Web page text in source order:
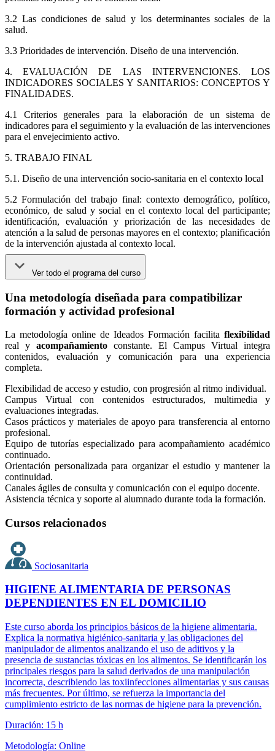
3.2 Las condiciones de salud y los determinantes sociales de la
salud.
3.3 Prioridades de intervención. Diseño de una intervención.
4. EVALUACIÓN DE LAS INTERVENCIONES. LOS
INDICADORES SOCIALES Y SANITARIOS: CONCEPTOS Y
FINALIDADES.
4.1 Criterios generales para la elaboración de un sistema de
indicadores para el seguimiento y la evaluación de las intervenciones
para el envejecimiento activo.
5. TRABAJO FINAL
5.1. Diseño de una intervención socio-sanitaria en el contexto local
5.2 Formulación del trabajo final: contexto demográfico, político,
económico, de salud y social en el contexto local del participante;
identificación, evaluación y priorización de las necesidades de
atención a la salud de personas mayores en el contexto; planificación
de la intervención ajustada al contexto local.
Ver todo el programa del curso
Una metodología diseñada para compatibilizar
formación y actividad profesional
La metodología online de Ideados Formación facilita flexibilidad
real y acompañamiento constante. El Campus Virtual integra
contenidos, evaluación y comunicación para una experiencia
completa.
Flexibilidad de acceso y estudio, con progresión al ritmo individual.
Campus Virtual con contenidos estructurados, multimedia y
evaluaciones integradas.
Casos prácticos y materiales de apoyo para transferencia al entorno
profesional.
Equipo de tutorías especializado para acompañamiento académico
continuado.
Orientación personalizada para organizar el estudio y mantener la
continuidad.
Canales ágiles de consulta y comunicación con el equipo docente.
Asistencia técnica y soporte al alumnado durante toda la formación.
Cursos relacionados
Sociosanitaria
HIGIENE ALIMENTARIA DE PERSONAS
DEPENDIENTES EN EL DOMICILIO
Este curso aborda los principios básicos de la higiene alimentaria.
Explica la normativa higiénico-sanitaria y las obligaciones del
manipulador de alimentos analizando el uso de aditivos y la
presencia de sustancias tóxicas en los alimentos. Se identificarán los
principales riesgos para la salud derivados de una manipulación
incorrecta, describiendo las toxiinfecciones alimentarias y sus causas
más frecuentes. Por último, se refuerza la importancia del
cumplimiento estricto de las normas de higiene para la prevención.
Duración: 15 h
Metodología: Online